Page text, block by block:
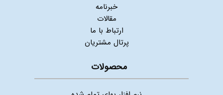
خبرنامه
مقالات
ارتباط با ما
پرتال مشتریان
محصولات